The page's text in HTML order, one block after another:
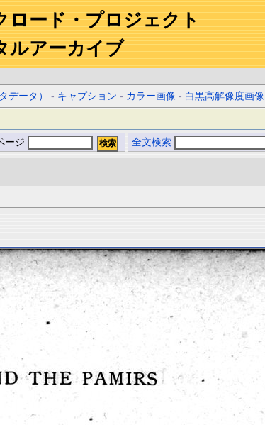
ロード・プロジェクト
ルアーカイブ
データ） - キャプション - カラー画像 - 白黒高解像度画像
ージ 全文検索